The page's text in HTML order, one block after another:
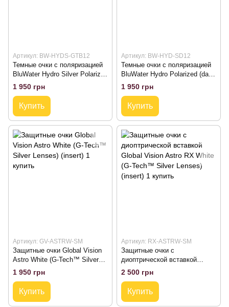
Артикул: BW-HYDS-GTB12
Темные очки с поляризацией
BluWater Hydro Silver Polarized
(G-Tech™ blue) (floating) Anti-
1 950 грн
Купить
Артикул: BW-HYD-SD12
Темные очки с поляризацией
BluWater Hydro Polarized (dark
gray) Anti-Fog
1 950 грн
Купить
Артикул: GV-ASTRW-SM
Защитные очки Global Vision
Astro White (G-Tech™ Silver
Lenses) (insert)
1 950 грн
Купить
Артикул: RX-ASTRW-SM
Защитные очки с
диоптрической вставкой
Global Vision Astro RX White
(G-Tech™ Silver Lenses)
(insert)
2 500 грн
Купить